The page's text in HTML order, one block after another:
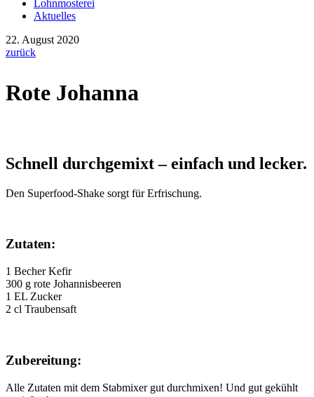
Lohnmosterei
Aktuelles
22. August 2020
zurück
Rote Johanna
Schnell durchgemixt – einfach und lecker.
Den Superfood-Shake sorgt für Erfrischung.
Zutaten:
1 Becher Kefir
300 g rote Johannisbeeren
1 EL Zucker
2 cl Traubensaft
Zubereitung:
Alle Zutaten mit dem Stabmixer gut durchmixen! Und gut gekühlt